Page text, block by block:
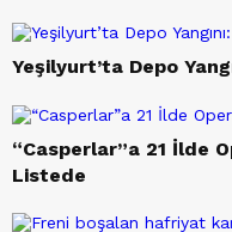
Yeşilyurt’ta Depo
“Casperlar”a 21 İlde
Listede